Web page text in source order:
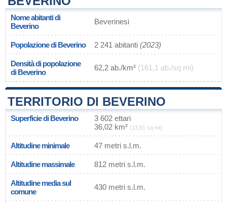
Nome abitanti di
Beverino
Beverinesi
Popolazione di Beverino 2 241 abitanti (2023)
Densità di popolazione
di Beverino
62,2 ab./km² (161,1 ab./sq mi)
TERRITORIO DI BEVERINO
Superficie di Beverino
3 602 ettari
36,02 km² (13,91 sq mi)
Altitudine minimale 47 metri s.l.m.
Altitudine massimale 812 metri s.l.m.
Altitudine media sul
comune
430 metri s.l.m.